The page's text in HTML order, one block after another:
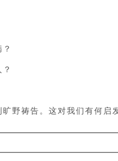
野祷告。这对我们有何启